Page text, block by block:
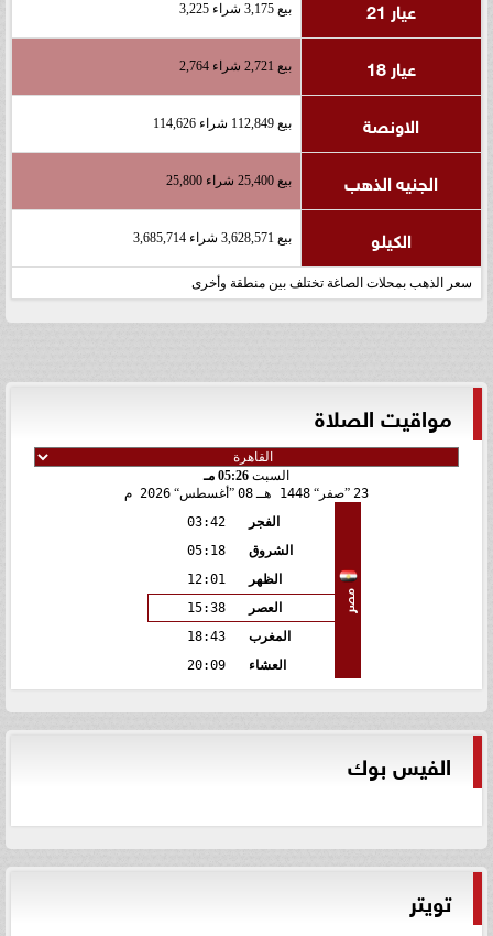
عيار 21 بيع 3,175 شراء 3,225
عيار 18 بيع 2,721 شراء 2,764
الاونصة بيع 112,849 شراء 114,626
الجنيه الذهب بيع 25,400 شراء 25,800
الكيلو بيع 3,628,571 شراء 3,685,714
سعر الذهب بمحلات الصاغة تختلف بين منطقة وأخرى
مواقيت الصلاة
السبت 05:26 مـ
23 صفر 1448 هـ 08 أغسطس 2026 م
مصر
الفجر
03:42
الشروق
05:18
الظهر
12:01
العصر
15:38
المغرب
18:43
العشاء
20:09
الفيس بوك
تويتر